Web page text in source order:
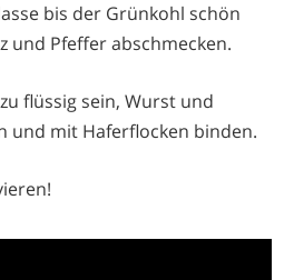
bis der Grünkohl schön
und Pfeffer abschmecken.
flüssig sein, Wurst und
und mit Haferflocken binden.